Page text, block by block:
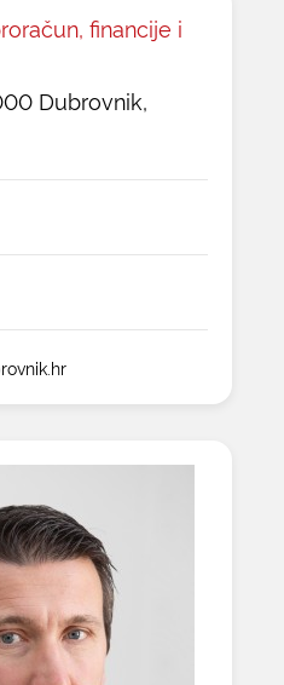
financije i
Dubrovnik,